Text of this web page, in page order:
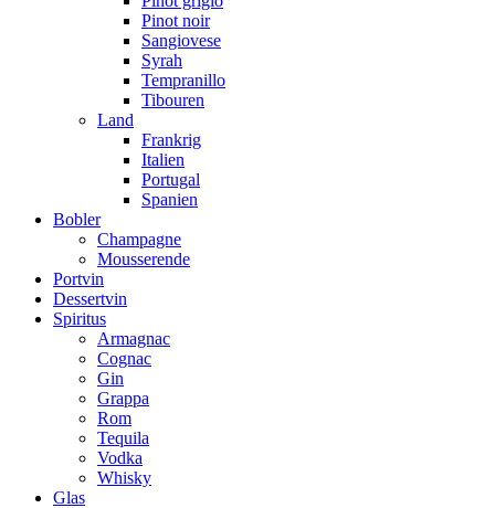
Pinot noir
Sangiovese
Syrah
Tempranillo
Tibouren
Land
Frankrig
Italien
Portugal
Spanien
Bobler
Champagne
Mousserende
Portvin
Dessertvin
Spiritus
Armagnac
Cognac
Gin
Grappa
Rom
Tequila
Vodka
Whisky
Glas